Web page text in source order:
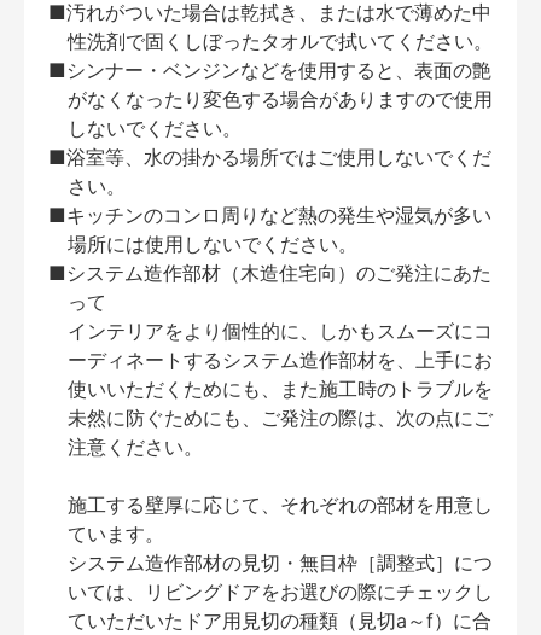
■汚れがついた場合は乾拭き、または水で薄めた中
性洗剤で固くしぼったタオルで拭いてください。
■シンナー・ベンジンなどを使用すると、表面の艶
がなくなったり変色する場合がありますので使用
しないでください。
■浴室等、水の掛かる場所ではご使用しないでくだ
さい。
■キッチンのコンロ周りなど熱の発生や湿気が多い
場所には使用しないでください。
■システム造作部材（木造住宅向）のご発注にあた
って
インテリアをより個性的に、しかもスムーズにコ
ーディネートするシステム造作部材を、上手にお
使いいただくためにも、また施工時のトラブルを
未然に防ぐためにも、ご発注の際は、次の点にご
注意ください。
施工する壁厚に応じて、それぞれの部材を用意し
ています。
システム造作部材の見切・無目枠［調整式］につ
いては、リビングドアをお選びの際にチェックし
ていただいたドア用見切の種類（見切a～f）に合